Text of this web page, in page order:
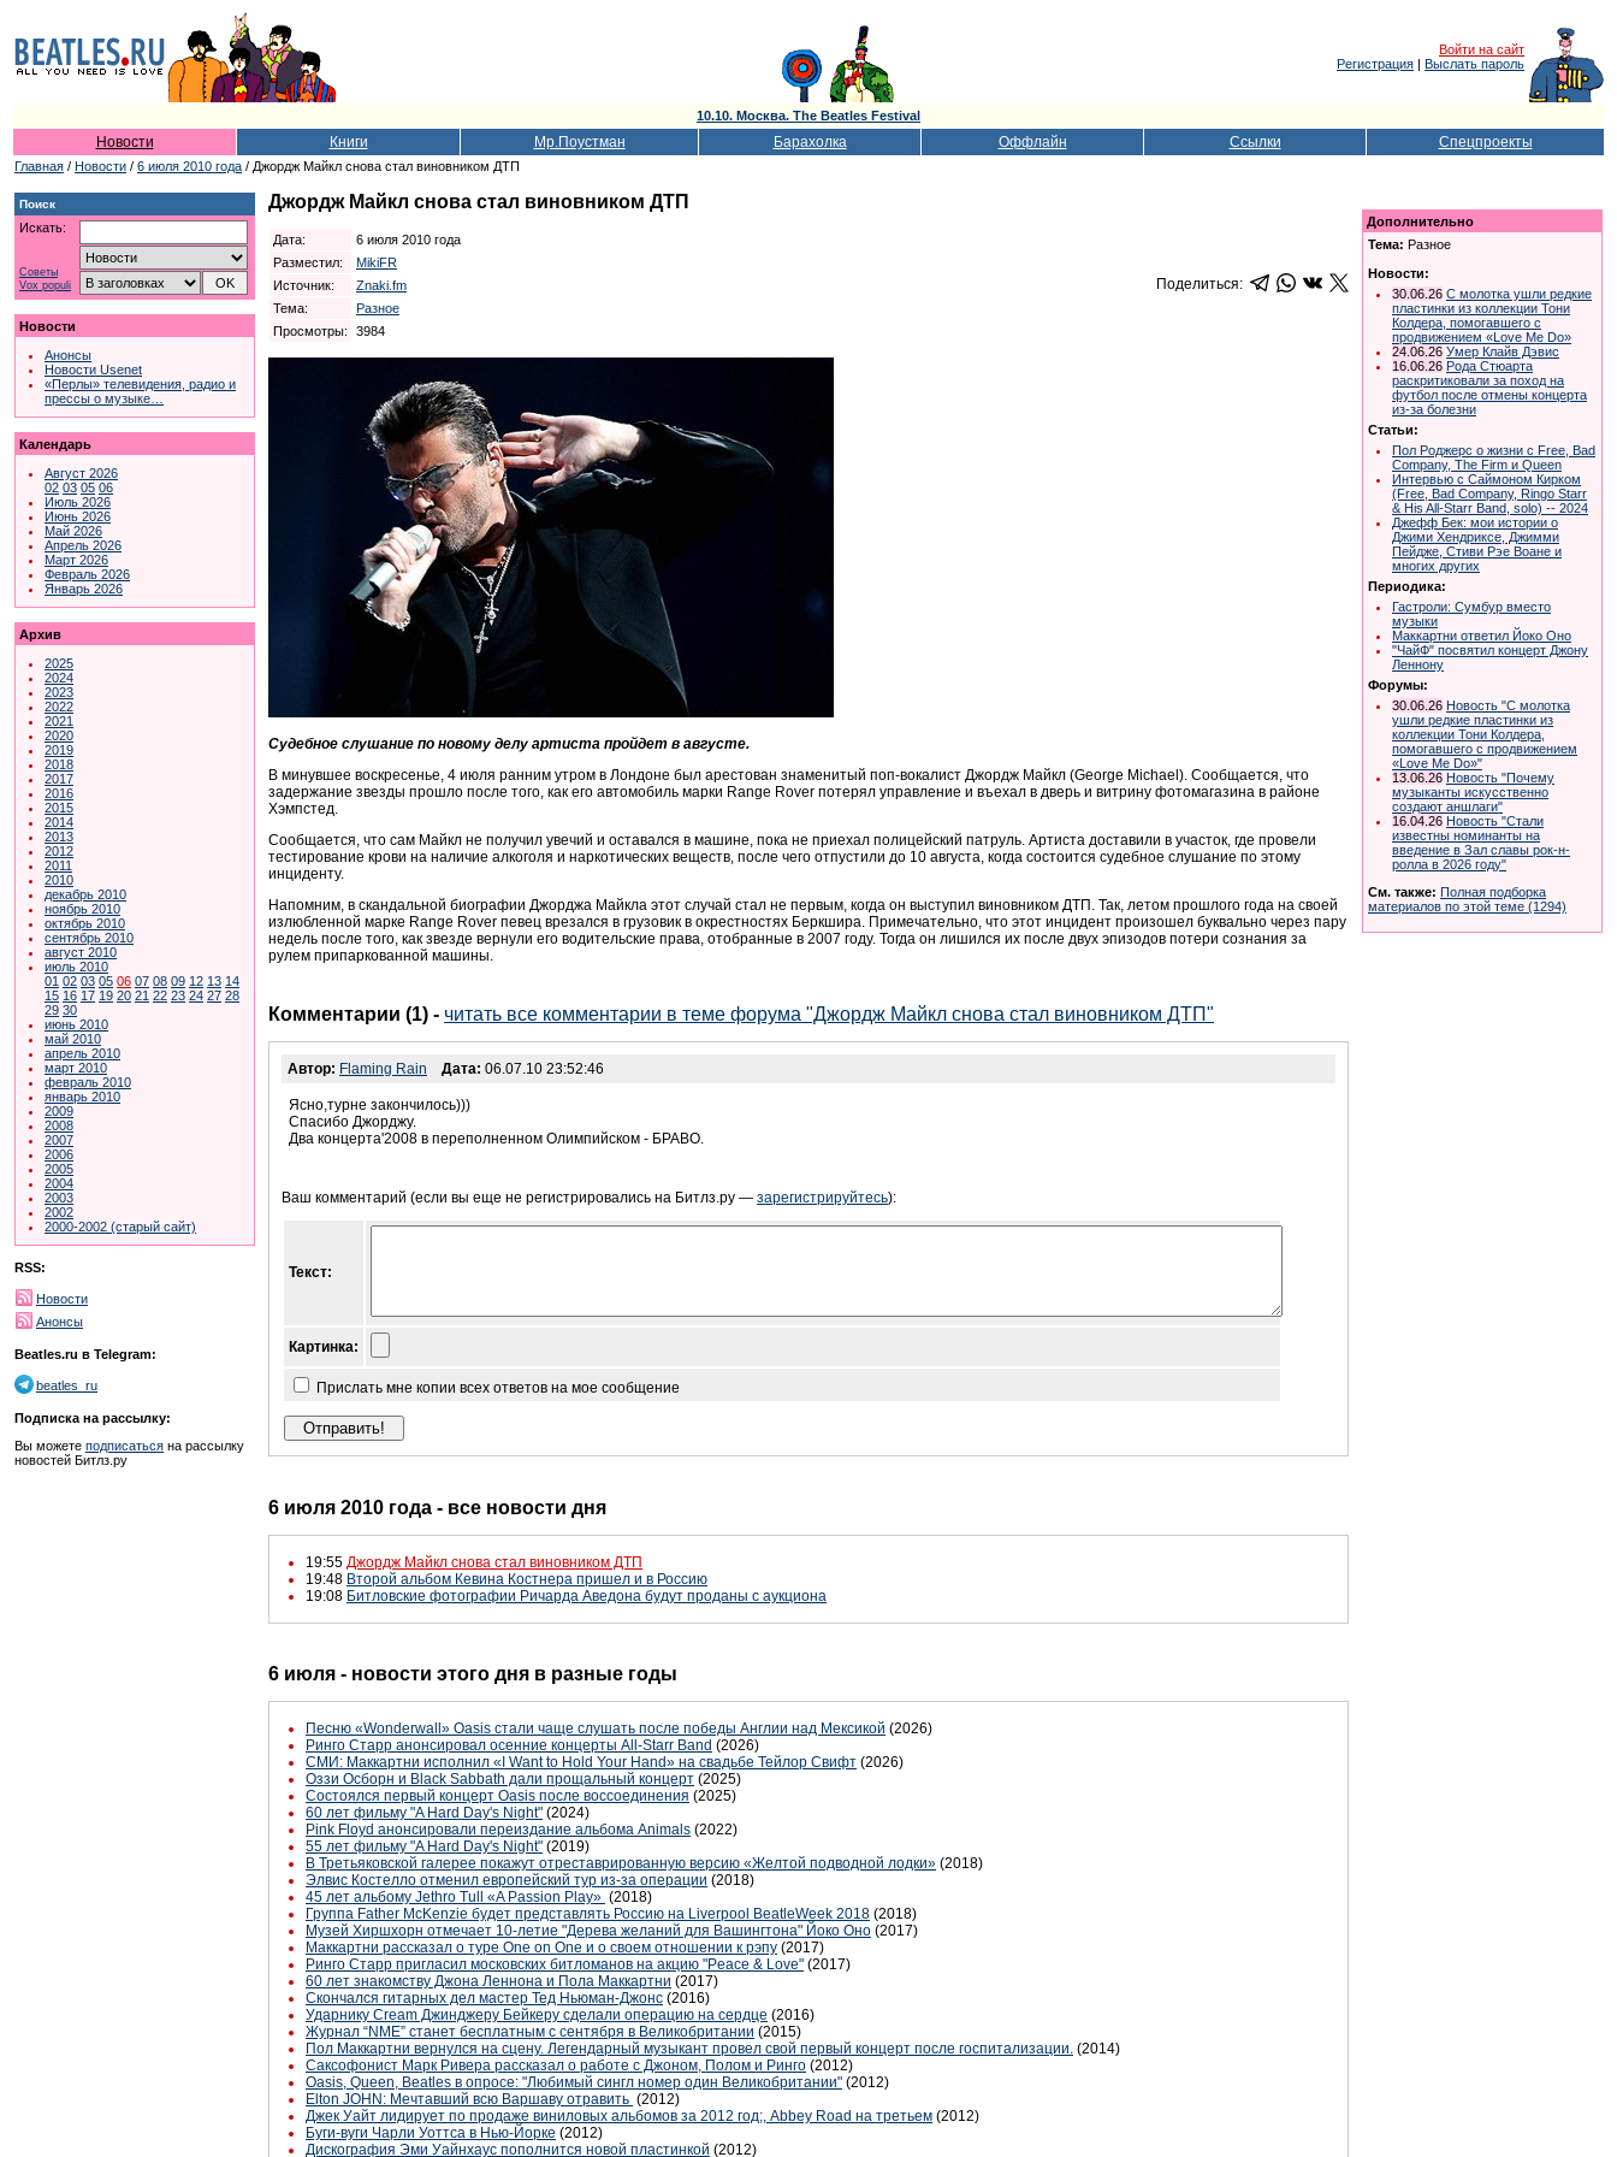
Войти на сайт
Регистрация | Выслать пароль
10.10. Москва. The Beatles Festival
Новости Книги Мр.Поустман Барахолка Оффлайн Ссылки Спецпроекты
Главная / Новости / 6 июля 2010 года / Джордж Майкл снова стал виновником ДТП
Поиск
Искать:
Советы
Vox populi
Новости
Анонсы
Новости Usenet
«Перлы» телевидения, радио и
прессы о музыке…
Календарь
Август 2026
02 03 05 06
Июль 2026
Июнь 2026
Май 2026
Апрель 2026
Март 2026
Февраль 2026
Январь 2026
Архив
2025
2024
2023
2022
2021
2020
2019
2018
2017
2016
2015
2014
2013
2012
2011
2010
декабрь 2010
ноябрь 2010
октябрь 2010
сентябрь 2010
август 2010
июль 2010
01 02 03 05 06 07 08 09 12 13 14
15 16 17 19 20 21 22 23 24 27 28
29 30
июнь 2010
май 2010
апрель 2010
март 2010
февраль 2010
январь 2010
2009
2008
2007
2006
2005
2004
2003
2002
2000-2002 (старый сайт)
RSS:
Новости
Анонсы
Beatles.ru в Telegram:
beatles_ru
Подписка на рассылку:
Вы можете подписаться на рассылку
новостей Битлз.ру
Джордж Майкл снова стал виновником ДТП
Дата:
6 июля 2010 года
Разместил:
MikiFR
Источник:
Znaki.fm
Тема:
Разное
Просмотры:
3984
Поделиться:
Судебное слушание по новому делу артиста пройдет в августе.
В минувшее воскресенье, 4 июля ранним утром в Лондоне был арестован знаменитый поп-вокалист Джордж Майкл (George Michael). Сообщается, что
задержание звезды прошло после того, как его автомобиль марки Range Rover потерял управление и въехал в дверь и витрину фотомагазина в районе
Хэмпстед.
Сообщается, что сам Майкл не получил увечий и оставался в машине, пока не приехал полицейский патруль. Артиста доставили в участок, где провели
тестирование крови на наличие алкоголя и наркотических веществ, после чего отпустили до 10 августа, когда состоится судебное слушание по этому
инциденту.
Напомним, в скандальной биографии Джорджа Майкла этот случай стал не первым, когда он выступил виновником ДТП. Так, летом прошлого года на своей
излюбленной марке Range Rover певец врезался в грузовик в окрестностях Беркшира. Примечательно, что этот инцидент произошел буквально через пару
недель после того, как звезде вернули его водительские права, отобранные в 2007 году. Тогда он лишился их после двух эпизодов потери сознания за
рулем припаркованной машины.
Комментарии (1) - читать все комментарии в теме форума "Джордж Майкл снова стал виновником ДТП"
Автор: Flaming Rain Дата: 06.07.10 23:52:46
Ясно,турне закончилось)))
Спасибо Джорджу.
Два концерта'2008 в переполненном Олимпийском - БРАВО.
Ваш комментарий (если вы еще не регистрировались на Битлз.ру — зарегистрируйтесь):
Текст:
Картинка:
Прислать мне копии всех ответов на мое сообщение
6 июля 2010 года - все новости дня
19:55 Джордж Майкл снова стал виновником ДТП
19:48 Второй альбом Кевина Костнера пришел и в Россию
19:08 Битловские фотографии Ричарда Аведона будут проданы с аукциона
6 июля - новости этого дня в разные годы
Песню «Wonderwall» Oasis стали чаще слушать после победы Англии над Мексикой (2026)
Ринго Старр анонсировал осенние концерты All-Starr Band (2026)
СМИ: Маккартни исполнил «I Want to Hold Your Hand» на свадьбе Тейлор Свифт (2026)
Оззи Осборн и Black Sabbath дали прощальный концерт (2025)
Состоялся первый концерт Oasis после воссоединения (2025)
60 лет фильму "A Hard Day's Night" (2024)
Pink Floyd анонсировали переиздание альбома Animals (2022)
55 лет фильму "A Hard Day's Night" (2019)
В Третьяковской галерее покажут отреставрированную версию «Желтой подводной лодки» (2018)
Элвис Костелло отменил европейский тур из-за операции (2018)
45 лет альбому Jethro Tull «A Passion Play» (2018)
Группа Father McKenzie будет представлять Россию на Liverpool BeatleWeek 2018 (2018)
Музей Хиршхорн отмечает 10-летие "Дерева желаний для Вашингтона" Йоко Оно (2017)
Маккартни рассказал о туре One on One и о своем отношении к рэпу (2017)
Ринго Старр пригласил московских битломанов на акцию "Peace & Love" (2017)
60 лет знакомству Джона Леннона и Пола Маккартни (2017)
Скончался гитарных дел мастер Тед Ньюман-Джонс (2016)
Ударнику Cream Джинджеру Бейкеру сделали операцию на сердце (2016)
Журнал “NME” станет бесплатным с сентября в Великобритании (2015)
Пол Маккартни вернулся на сцену. Легендарный музыкант провел свой первый концерт после госпитализации. (2014)
Саксофонист Марк Ривера рассказал о работе с Джоном, Полом и Ринго (2012)
Oasis, Queen, Beatles в опросе: "Любимый сингл номер один Великобритании" (2012)
Elton JOHN: Мечтавший всю Варшаву отравить (2012)
Джек Уайт лидирует по продаже виниловых альбомов за 2012 год;, Abbey Road на третьем (2012)
Буги-вуги Чарли Уоттса в Нью-Йорке (2012)
Дискография Эми Уайнхаус пополнится новой пластинкой (2012)
Дополнительно
Тема: Разное
Новости:
30.06.26 С молотка ушли редкие
пластинки из коллекции Тони
Колдера, помогавшего с
продвижением «Love Me Do»
24.06.26 Умер Клайв Дэвис
16.06.26 Рода Стюарта
раскритиковали за поход на
футбол после отмены концерта
из-за болезни
Статьи:
Пол Роджерс о жизни с Free, Bad
Company, The Firm и Queen
Интервью с Саймоном Кирком
(Free, Bad Company, Ringo Starr
& His All-Starr Band, solo) -- 2024
Джефф Бек: мои истории о
Джими Хендриксе, Джимми
Пейдже, Стиви Рэе Воане и
многих других
Периодика:
Гастроли: Сумбур вместо
музыки
Маккартни ответил Йоко Оно
"ЧайФ" посвятил концерт Джону
Леннону
Форумы:
30.06.26 Новость "С молотка
ушли редкие пластинки из
коллекции Тони Колдера,
помогавшего с продвижением
«Love Me Do»"
13.06.26 Новость "Почему
музыканты искусственно
создают аншлаги"
16.04.26 Новость "Стали
известны номинанты на
введение в Зал славы рок-н-
ролла в 2026 году"
См. также: Полная подборка
материалов по этой теме (1294)